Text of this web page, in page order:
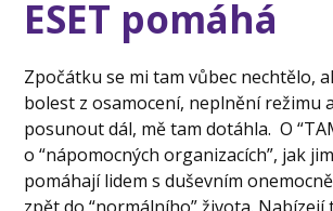
ESET pomáhá
Zpočátku se mi tam vůbec nechtělo,
bolest z osamocení, neplnění režimu
posunout dál, mě tam dotáhla. O
o “nápomocných organizacích”, jak
pomáhají lidem s duševním